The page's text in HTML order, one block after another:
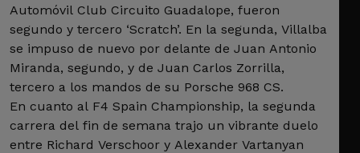
Automóvil Club Circuito Guadalope, fueron
segundo y tercero ‘Scratch’. En la segunda, Villalba
se impuso de nuevo por delante de Juan Antonio
Miranda, segundo, y de Juan Carlos Zorrilla,
tercero a los mandos de su Porsche 968 CS.
En cuanto al F4 Spain Championship, la segunda
carrera del fin de semana trajo un vibrante duelo
entre Richard Verschoor y Alexander Vartanyan